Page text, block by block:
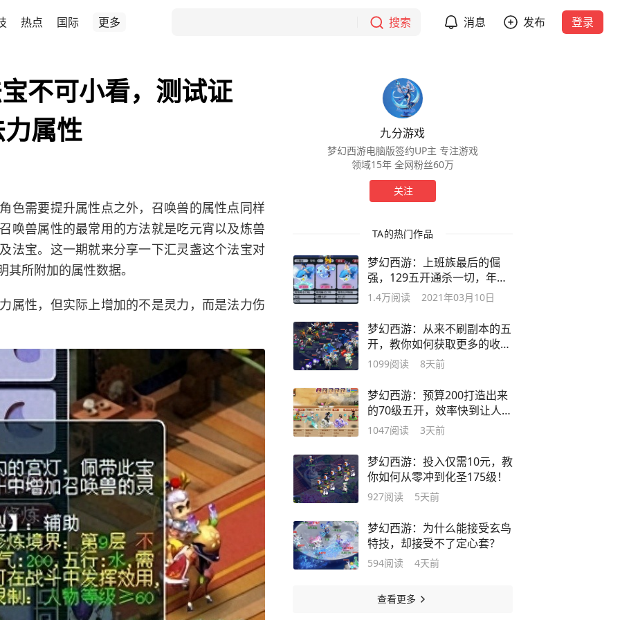
热点 国际 更多 搜索 消息 发布 登录
不可小看，测试证
属性
色需要提升属性点之外，召唤兽的属性点同样
唤兽属性的最常用的方法就是吃元宵以及炼兽
法宝。这一期就来分享一下汇灵盏这个法宝对
所附加的属性数据。
属性，但实际上增加的不是灵力，而是法力伤
九分游戏
梦幻西游电脑版签约UP主 专注游戏
领域15年 全网粉丝60万
关注
TA的热门作品
梦幻西游：上班族最后的倔
强，129五开通杀一切，年入
30亿
1.4万阅读 2021年03月10日
梦幻西游：从来不刷副本的五
开，教你如何获取更多的收
益！
1099阅读 8天前
梦幻西游：预算200打造出来
的70级五开，效率快到让人不
敢相信！
1047阅读 3天前
梦幻西游：投入仅需10元，教
你如何从零冲到化圣175级！
927阅读 5天前
梦幻西游：为什么能接受玄鸟
特技，却接受不了定心套？
594阅读 4天前
查看更多